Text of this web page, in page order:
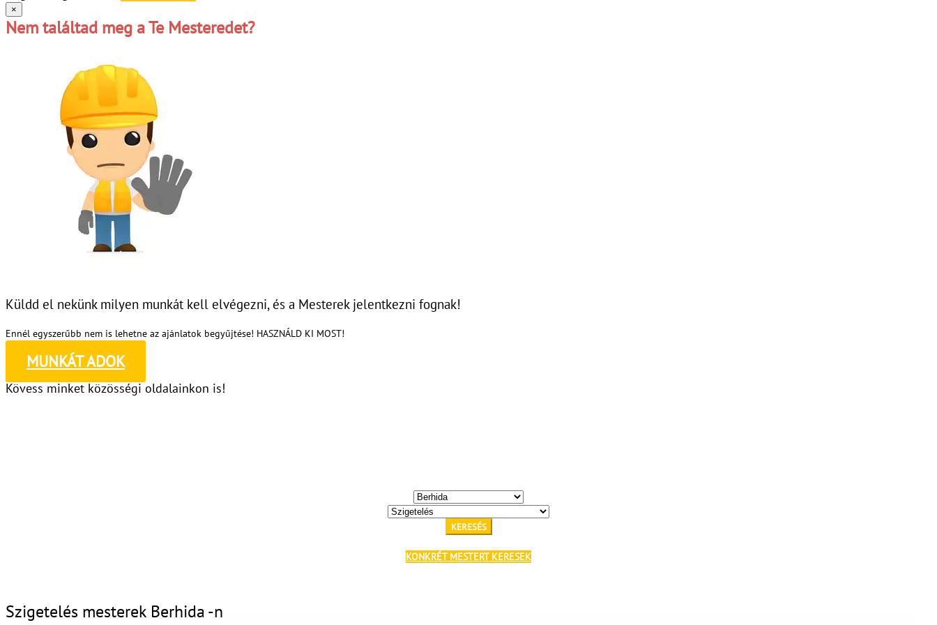
×
Nem találtad meg a Te Mesteredet?
Küldd el nekünk milyen munkát kell elvégezni, és a Mesterek jelentkezni fognak!
Ennél egyszerűbb nem is lehetne az ajánlatok begyűjtése! HASZNÁLD KI MOST!
MUNKÁT ADOK
Kövess minket közösségi oldalainkon is!
KERESÉS
KONKRÉT MESTERT KERESEK
Szigetelés mesterek Berhida -n